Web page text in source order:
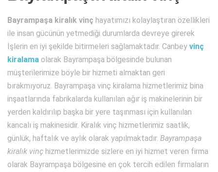
Bayrampaşa kiralık vinç hayatımızı kolaylaştıran özellikleri
ile insan gücünün yetmediği durumlarda devreye girerek
İşlerin en iyi şekilde bitirmeleri sağlamaktadır. Canbey vinç
kiralama olarak Bayrampaşa bölgesinde bulunan
müşterilerimize böyle bir hizmeti almaktan geri
bırakmıyoruz. Bayrampaşa vinç kiralama hizmetlerimiz bina
inşaatlarında fabrikalarda kullanılan ağır iş makinelerinin bir
yerden kaldırılıp başka bir yere taşınması için kullanılan
kancalı iş makinesidir. Kiralık vinç hizmetlerimiz saatlik,
günlük, haftalık ve aylık olarak yapılmaktadır. Bayrampaşa
kiralık vinç hizmetlerimizde sizlere en iyi hizmet veren firma
olarak Bayrampaşa bölgesine en çok tercih edilen firmaların